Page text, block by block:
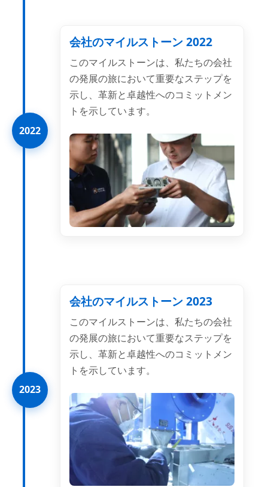
2022
会社のマイルストーン 2022
このマイルストーンは、私たちの会社
の発展の旅において重要なステップを
示し、革新と卓越性へのコミットメン
トを示しています。
2023
会社のマイルストーン 2023
このマイルストーンは、私たちの会社
の発展の旅において重要なステップを
示し、革新と卓越性へのコミットメン
トを示しています。